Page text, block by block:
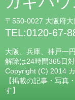
〒550-0027 大阪府
TEL:0120-67-
大阪、兵庫、神戸一
解除は24時間365日
Copyright (C) 2014
【掲載の記事・写真
す】